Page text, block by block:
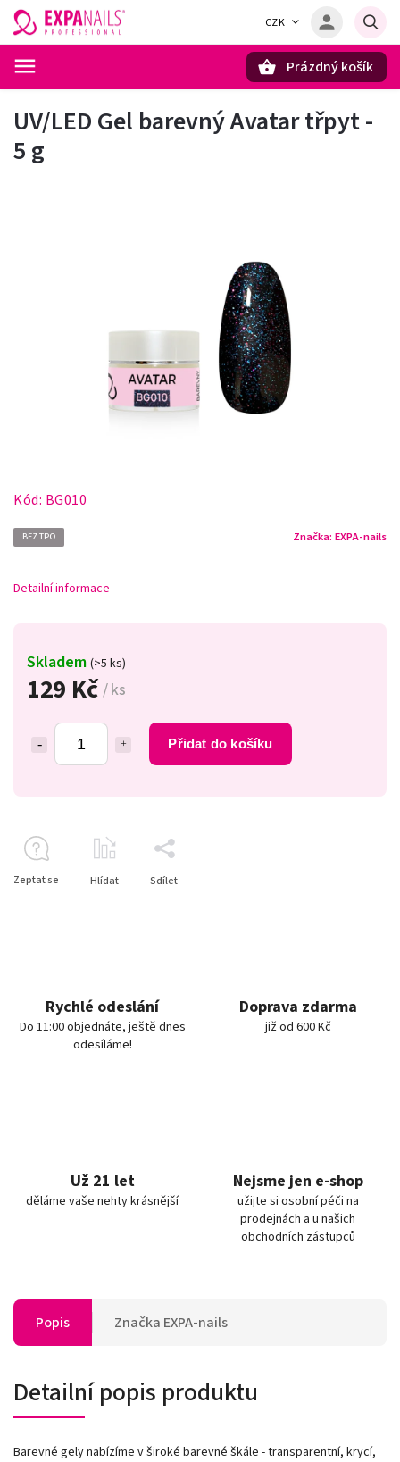
CZK
Prázdný košík
UV/LED Gel barevný Avatar třpyt -
5 g
Kód: BG010
BEZ TPO Značka: EXPA-nails
129 Kč / ks
Přidat do košíku
Skladem (>5 ks)
Detailní informace
Zeptat se Hlídat Sdílet
Rychlé odeslání
Do 11:00 objednáte, ještě dnes
odesíláme!
Doprava zdarma
již od 600 Kč
Už 21 let
děláme vaše nehty krásnější
Nejsme jen e-shop
užijte si osobní péči na
prodejnách a u našich
obchodních zástupců
Popis Značka EXPA-nails
Detailní popis produktu
Barevné gely nabízíme v široké barevné škále - transparentní, krycí,